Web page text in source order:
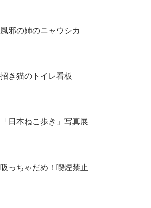
風邪の姉のニャウシカ
招き猫のトイレ看板
「日本ねこ歩き」写真展
吸っちゃだめ！喫煙禁止